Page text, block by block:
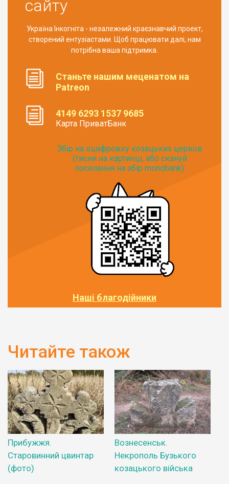
сайту
Україна Інкогніта - незалежний краєзнавчий проект,
створений ентузіастами. Щоб працювати далі, нам
потрібна ваша підтримка.
Станьте нашим меценатом на
Patreon
4149 6293 1537 9685
Карта ПриватБанк
Збір на оцифровку козацьких церков
(тисни на картинці, або скануй
посилання на збір monobank):
Наші благодійники
Читайте також
Прибужжя.
Старовинний цвинтар
(фото)
Вознесенськ.
Некрополь Бузького
козацького війська